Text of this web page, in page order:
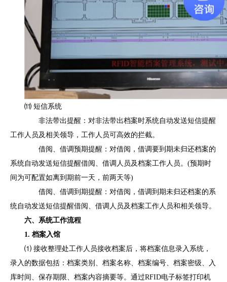
⑾ 短信系统
非法带出提醒：对非法带出档案时系统自动发送短信提醒
工作人员及相关领导，工作人员可高效的拦截。
借阅、借调预期提醒：对借阅，借调要到期未归还档案的
系统自动发送短信提醒借阅、借调人员及档案工作人员。(预期时
间为可配置如离到期前一天，前两天等)
借阅、借调到期提醒：对借阅，借调到期未归还档案的系
统自动发送短信提醒借阅、借调人员及档案工作人员和相关领导。
六、 系统工作流程
1. 档案入馆
⑴ 接收整理处工作人员接收档案后，将档案信息录入系统，
录入的数据包括：档案类别、档案名称、档案编号、档案密级、入
库时间、保存期限、档案内容摘要等。通过RFID电子标签打印机